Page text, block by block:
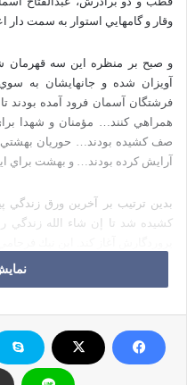
وقار و گامهايي استوار به سمت دار
و صبح بر منظره اين سه قهرمان
آويزان شده و جانهايشان به
فرشتگان آسمان فرود آمده بودند
همراهي كنند… مؤمنان و شهدا
صف كشيده بودند… حوريان بهشتي
آرايش كرده بودند… و بهشت براي
بدين ترتيب بر آخرين ورق زندگي
كشيده شد تا إن شاء الله زندگي
شهادت – ان شاءالله- نشانگر اين
مرگ پايان زندگي مردم است، اما